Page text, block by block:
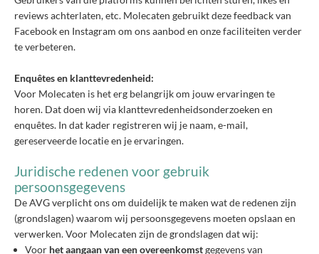
reviews achterlaten, etc. Molecaten gebruikt deze feedback van
Facebook en Instagram om ons aanbod en onze faciliteiten verder
te verbeteren.
Enquêtes en klanttevredenheid:
Voor Molecaten is het erg belangrijk om jouw ervaringen te
horen. Dat doen wij via klanttevredenheidsonderzoeken en
enquêtes. In dat kader registreren wij je naam, e-mail,
gereserveerde locatie en je ervaringen.
Juridische redenen voor gebruik
persoonsgegevens
De AVG verplicht ons om duidelijk te maken wat de redenen zijn
(grondslagen) waarom wij persoonsgegevens moeten opslaan en
verwerken. Voor Molecaten zijn de grondslagen dat wij:
Voor het aangaan van een overeenkomstgegevens van